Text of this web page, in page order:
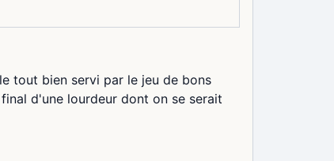
tout bien servi par le jeu de bons
d'une lourdeur dont on se serait